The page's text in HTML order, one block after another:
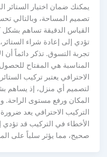
يمكنك ضمان اختيار الستائر
تصميم المساحة، وبالتالي
القياس الدقيقة تساهم بشكل
تؤدي إلى إعادة شراء الستائر،
تجربة التسوق. تذكر دائماً أن
المناسبة هي المفتاح للحصول
الاحترافي يعتبر تركيب الستائر
لتصميم أي منزل، إذ يساهم
المكان ورفع مستوى الراحة.
التركيب الاحترافي يعد ضرورة
الأخطاء في التركيب قد تؤدي
صحيح، مما يؤثر سلباً على